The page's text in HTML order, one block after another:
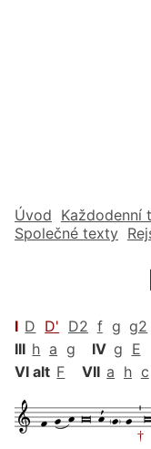
Úvod Každodenní
Společné texty
I D D' D2 f g g2
III h a g IV g E
VI alt F VII a h c